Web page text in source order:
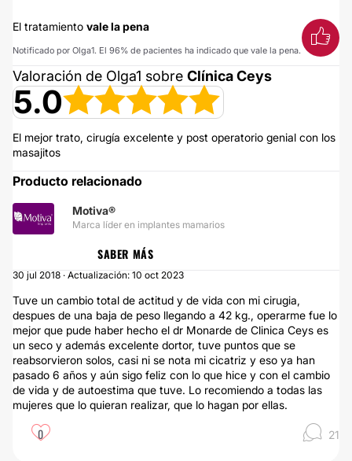
El tratamiento vale la pena
Notificado por Olga1. El 96% de pacientes ha indicado que vale la pena.
Valoración de Olga1 sobre Clínica Ceys
5.0
El mejor trato, cirugía excelente y post operatorio genial con los
masajitos
Producto relacionado
Motiva®
Marca líder en implantes mamarios
SABER MÁS
30 jul 2018 · Actualización: 10 oct 2023
Tuve un cambio total de actitud y de vida con mi cirugia,
despues de una baja de peso llegando a 42 kg., operarme fue lo
mejor que pude haber hecho el dr Monarde de Clinica Ceys es
un seco y además excelente dortor, tuve puntos que se
reabsorvieron solos, casi ni se nota mi cicatriz y eso ya han
pasado 6 años y aún sigo feliz con lo que hice y con el cambio
de vida y de autoestima que tuve. Lo recomiendo a todas las
mujeres que lo quieran realizar, que lo hagan por ellas.
0 21